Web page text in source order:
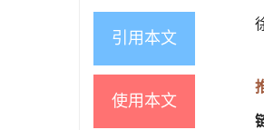
引用本文
使用本文